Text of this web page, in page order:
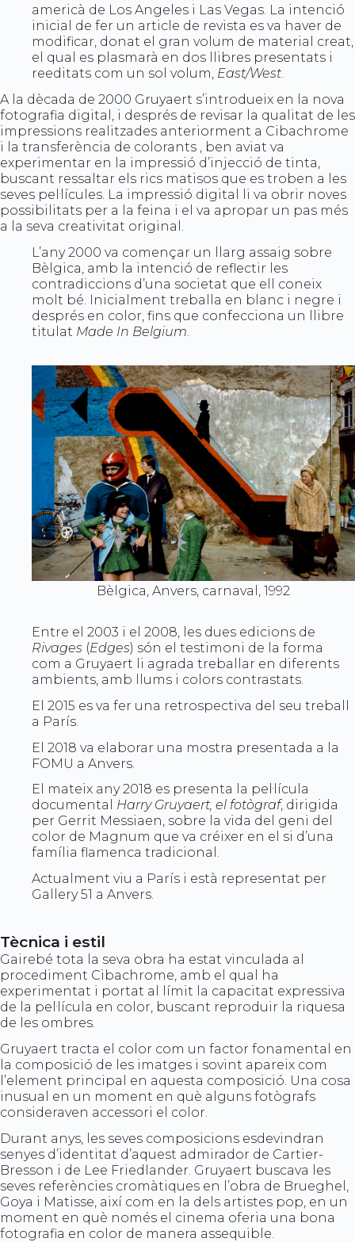
americà de Los Angeles i Las Vegas. La intenció
inicial de fer un article de revista es va haver de
modificar, donat el gran volum de material creat,
el qual es plasmarà en dos llibres presentats i
reeditats com un sol volum, East/West.
A la dècada de 2000 Gruyaert s’introdueix en la nova
fotografia digital, i després de revisar la qualitat de les
impressions realitzades anteriorment a Cibachrome
i la transferència de colorants , ben aviat va
experimentar en la impressió d’injecció de tinta,
buscant ressaltar els rics matisos que es troben a les
seves pel·lícules. La impressió digital li va obrir noves
possibilitats per a la feina i el va apropar un pas més
a la seva creativitat original.
L’any 2000 va començar un llarg assaig sobre
Bèlgica, amb la intenció de reflectir les
contradiccions d’una societat que ell coneix
molt bé. Inicialment treballa en blanc i negre i
després en color, fins que confecciona un llibre
titulat Made In Belgium
Bèlgica, Anvers, carnaval, 1992
Entre el 2003 i el 2008, les dues edicions de
Rivages (Edges) són el testimoni de la forma
com a Gruyaert li agrada treballar en diferents
ambients, amb llums i colors contrastats.
El 2015 es va fer una retrospectiva del seu treball
a París.
El 2018 va elaborar una mostra presentada a la
FOMU a Anvers.
El mateix any 2018 es presenta la pel·lícula
documental Harry Gruyaert, el fotògraf, dirigida
per Gerrit Messiaen, sobre la vida del geni del
color de Magnum que va créixer en el si d’una
família flamenca tradicional.
Actualment viu a París i està representat per
Gallery 51 a Anvers.
Tècnica i estil
Gairebé tota la seva obra ha estat vinculada al
procediment Cibachrome, amb el qual ha
experimentat i portat al límit la capacitat expressiva
de la pel·lícula en color, buscant reproduir la riquesa
de les ombres.
Gruyaert tracta el color com un factor fonamental en
la composició de les imatges i sovint apareix com
l’element principal en aquesta composició. Una cosa
inusual en un moment en què alguns fotògrafs
consideraven accessori el color.
Durant anys, les seves composicions esdevindran
senyes d’identitat d’aquest admirador de Cartier-
Bresson i de Lee Friedlander. Gruyaert buscava les
seves referències cromàtiques en l’obra de Brueghel,
Goya i Matisse, així com en la dels artistes pop, en un
moment en què només el cinema oferia una bona
fotografia en color de manera assequible.